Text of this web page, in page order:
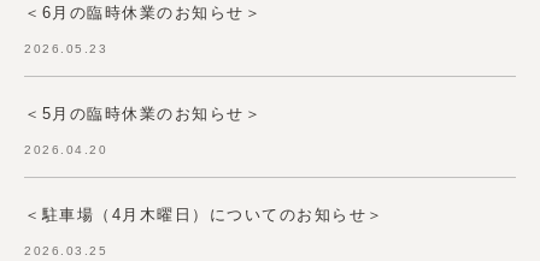
＜6月の臨時休業のお知らせ＞
2026.05.23
＜5月の臨時休業のお知らせ＞
2026.04.20
＜駐車場（4月木曜日）についてのお知らせ＞
2026.03.25